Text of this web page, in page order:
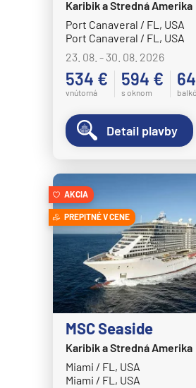
MSC Lirica
MSC Magnifica
MSC Meraviglia
MSC Musica
MSC Opera
MSC Orchestra
MSC Poesia
MSC Preziosa
MSC Seascape
MSC Seashore
MSC Seaside
MSC Seaview
MSC Sinfonia
MSC Splendida
MSC Virtuosa
Karibik a Stredná Amerika
Port Canaveral / FL, USA
Port Canaveral / FL, USA
23. 08. - 30. 08. 2026
534 €
vnútorná
594 €
s oknom
Detail plavby
AKCIA
PREPITNÉ V CENE
MSC Seaside
Karibik a Stredná Amerika
Miami / FL, USA
Miami / FL, USA